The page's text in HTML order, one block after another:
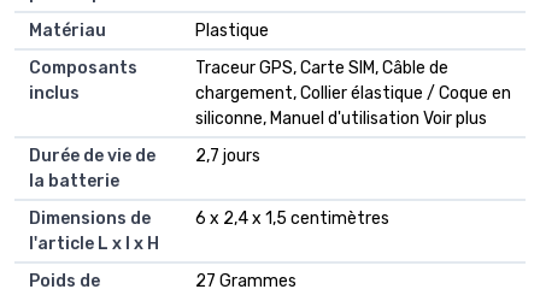
Matériau
Plastique
Composants
inclus
Traceur GPS, Carte SIM, Câble de
chargement, Collier élastique / Coque en
siliconne, Manuel d'utilisation Voir plus
Durée de vie de
la batterie
2,7 jours
Dimensions de
l'article L x l x H
6 x 2,4 x 1,5 centimètres
Poids de
27 Grammes